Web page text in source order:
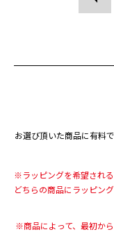
お選び頂いた商品に有料
※ラッピングを希望され
どちらの商品にラッピン
※商品によって、最初か